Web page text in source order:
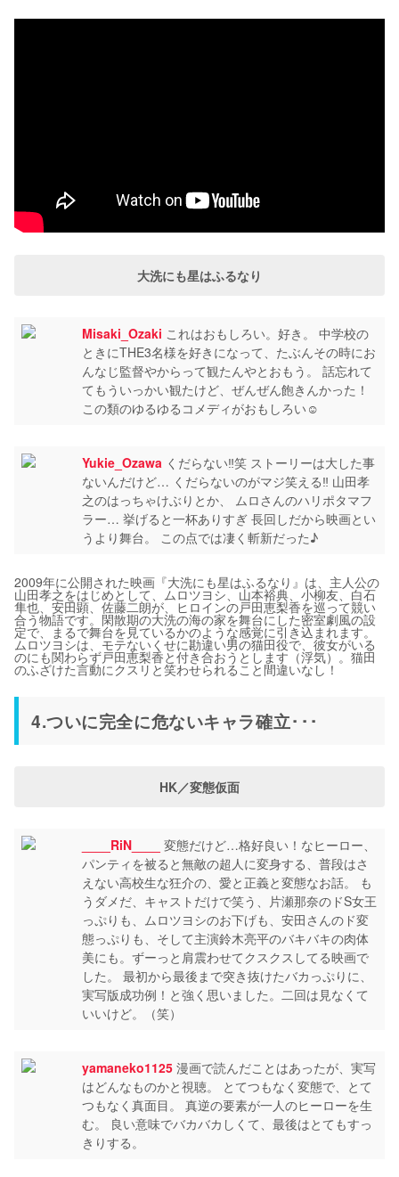
大洗にも星はふるなり
Misaki_Ozaki これはおもしろい。好き。 中学校の
ときにTHE3名様を好きになって、たぶんその時にお
んなじ監督やからって観たんやとおもう。 話忘れて
てもういっかい観たけど、ぜんぜん飽きんかった！
この類のゆるゆるコメディがおもしろい☺️
Yukie_Ozawa くだらない‼︎笑 ストーリーは大した事
ないんだけど… くだらないのがマジ笑える‼︎ 山田孝
之のはっちゃけぶりとか、 ムロさんのハリポタマフ
ラー… 挙げると一杯ありすぎ 長回しだから映画とい
うより舞台。 この点では凄く斬新だった♪
2009年に公開された映画『大洗にも星はふるなり』は、主人公の
山田孝之をはじめとして、ムロツヨシ、山本裕典、小柳友、白石
隼也、安田顕、佐藤二朗が、ヒロインの戸田恵梨香を巡って競い
合う物語です。閑散期の大洗の海の家を舞台にした密室劇風の設
定で、まるで舞台を見ているかのような感覚に引き込まれます。
ムロツヨシは、モテないくせに勘違い男の猫田役で、彼女がいる
のにも関わらず戸田恵梨香と付き合おうとします（浮気）。猫田
のふざけた言動にクスリと笑わせられること間違いなし！
4.ついに完全に危ないキャラ確立･･･
HK／変態仮面
____RiN____
変態だけど…格好良い！なヒーロー、
パンティを被ると無敵の超人に変身する、普段はさ
えない高校生な狂介の、愛と正義と変態なお話。 も
うダメだ、キャストだけで笑う、片瀬那奈のドS女王
っぷりも、ムロツヨシのお下げも、安田さんのド変
態っぷりも、そして主演鈴木亮平のバキバキの肉体
美にも。ずーっと肩震わせてクスクスしてる映画で
した。 最初から最後まで突き抜けたバカっぷりに、
実写版成功例！と強く思いました。二回は見なくて
いいけど。（笑）
yamaneko1125 漫画で読んだことはあったが、実写
はどんなものかと視聴。 とてつもなく変態で、とて
つもなく真面目。 真逆の要素が一人のヒーローを生
む。 良い意味でバカバカしくて、最後はとてもすっ
きりする。